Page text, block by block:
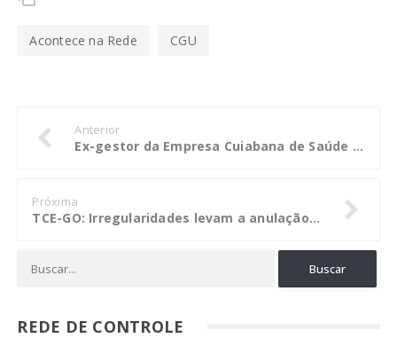
Acontece na Rede CGU
Anterior
Ex-gestor da Empresa Cuiabana de Saúde Pública é multado em 11 UPFs
Próxima
TCE-GO: Irregularidades levam a anulação de edital da Secretaria da Saúde de Goiás
REDE DE CONTROLE